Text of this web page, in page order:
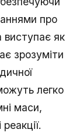
про
виступає як
зрозуміти
легко
маси,